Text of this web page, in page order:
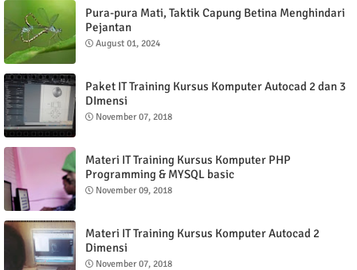
Pura-pura Mati, Taktik Capung Betina Menghindari
Pejantan
August 01, 2024
Paket IT Training Kursus Komputer Autocad 2 dan 3
DImensi
November 07, 2018
Materi IT Training Kursus Komputer PHP
Programming & MYSQL basic
November 09, 2018
Materi IT Training Kursus Komputer Autocad 2
Dimensi
November 07, 2018